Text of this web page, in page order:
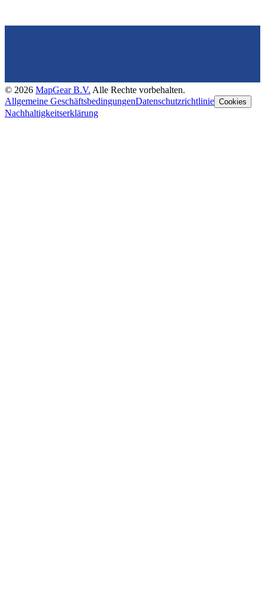
© 2026 MapGear B.V. Alle Rechte vorbehalten.
Allgemeine GeschäftsbedingungenDatenschutzrichtlinie Cookies
Nachhaltigkeitserklärung